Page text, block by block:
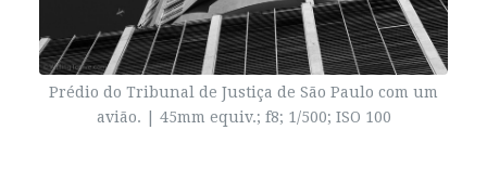
Prédio do Tribunal de Justiça de São Paulo com um
avião. | 45mm equiv.; f8; 1/500; ISO 100